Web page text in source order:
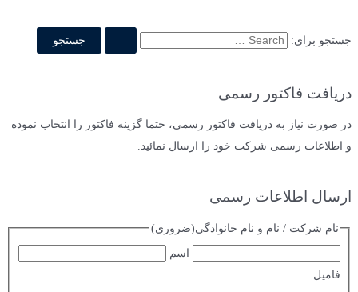
جستجو برای:
دریافت فاکتور رسمی
در صورت نیاز به دریافت فاکتور رسمی، حتما گزینه فاکتور را انتخاب نموده
و اطلاعات رسمی شرکت خود را ارسال نمائید.
ارسال اطلاعات رسمی
نام شرکت / نام و نام خانوادگی(ضروری)
اسم
فامیل